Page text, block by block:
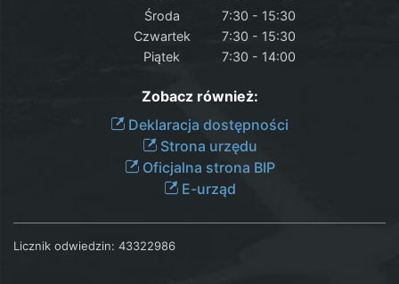
Środa
7:30 - 15:30
Czwartek
7:30 - 15:30
Piątek
7:30 - 14:00
Zobacz również:
Deklaracja dostępności
Strona urzędu
Oficjalna strona BIP
E-urząd
Licznik odwiedzin: 43322986